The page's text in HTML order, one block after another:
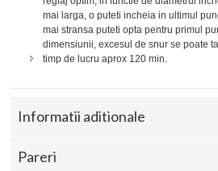
mai larga, o puteti incheia in ultimul
mai stransa puteti opta pentru primul
dimensiunii, excesul de snur se poate
timp de lucru aprox 120 min.
Informatii aditionale
Pareri